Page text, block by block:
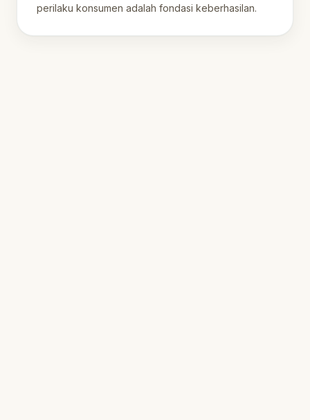
perilaku konsumen adalah fondasi keberhasilan.